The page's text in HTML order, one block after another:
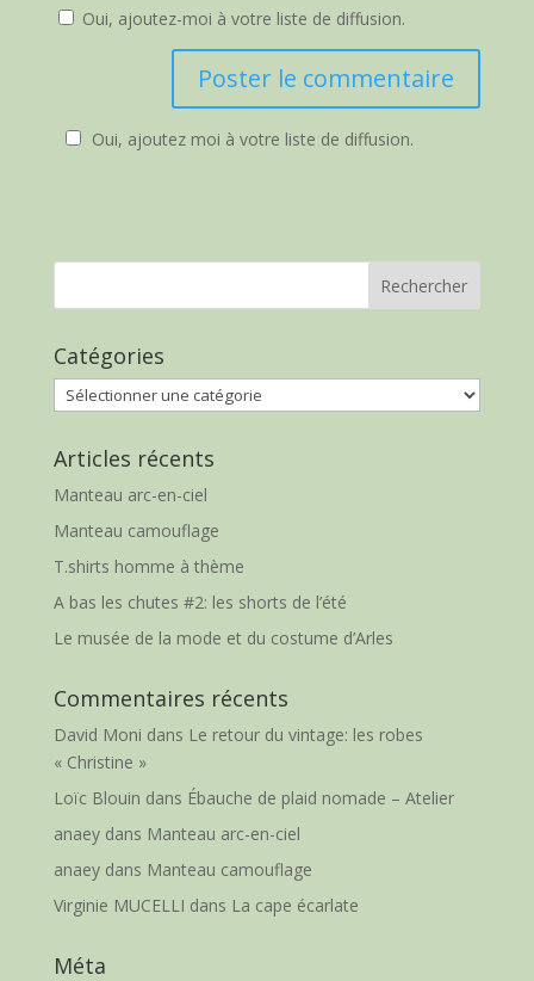
Oui, ajoutez-moi à votre liste de diffusion.
Oui, ajoutez moi à votre liste de diffusion.
Catégories
Catégories
Articles récents
Manteau arc-en-ciel
Manteau camouflage
T.shirts homme à thème
A bas les chutes #2: les shorts de l’été
Le musée de la mode et du costume d’Arles
Commentaires récents
David Moni dans Le retour du vintage: les robes
« Christine »
Loïc Blouin dans Ébauche de plaid nomade – Atelier
anaeydans Manteau arc-en-ciel
anaeydans Manteau camouflage
Virginie MUCELLI dans La cape écarlate
Méta